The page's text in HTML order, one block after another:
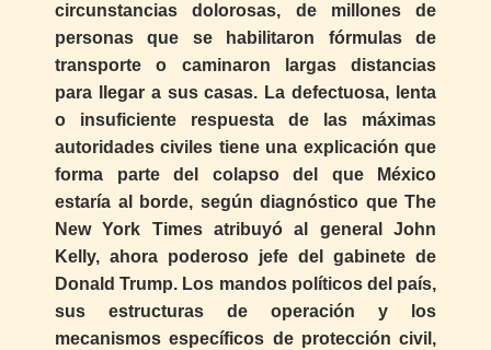
circunstancias dolorosas, de millones de
personas que se habilitaron fórmulas de
transporte o caminaron largas distancias
para llegar a sus casas. La defectuosa, lenta
o insuficiente respuesta de las máximas
autoridades civiles tiene una explicación que
forma parte del colapso del que México
estaría al borde, según diagnóstico que The
New York Times atribuyó al general John
Kelly, ahora poderoso jefe del gabinete de
Donald Trump. Los mandos políticos del país,
sus estructuras de operación y los
mecanismos específicos de protección civil,